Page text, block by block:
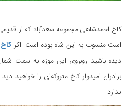
کاخ احمدشاهی مجموعه سعدآباد که از
‌است منسوب به این شاه بوده است. اگر
دیده باشید روبروی این موزه به سمت شمال،
برادران امیدوار کاخ متروکه‌ای را خواهید
ندارد.